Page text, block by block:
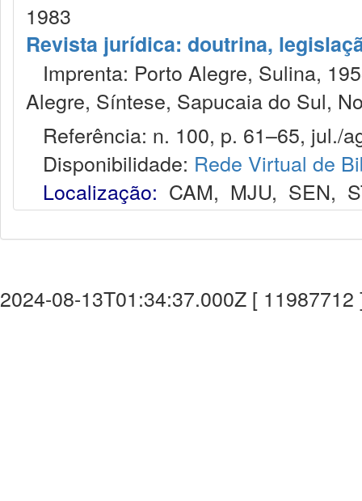
1983
Revista jurídica: doutrina,
Imprenta: Porto Alegre, Sulina,
Alegre, Síntese, Sapucaia do Sul,
Referência: n. 100, p. 61–65, jul./
Disponibilidade: Rede Virtual de
Localização: CAM, MJU, SEN,
2024-08-13T01:34:37.000Z [ 11987712